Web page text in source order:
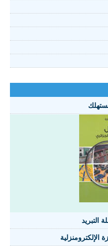
التبريد
الإلكترومنزلية